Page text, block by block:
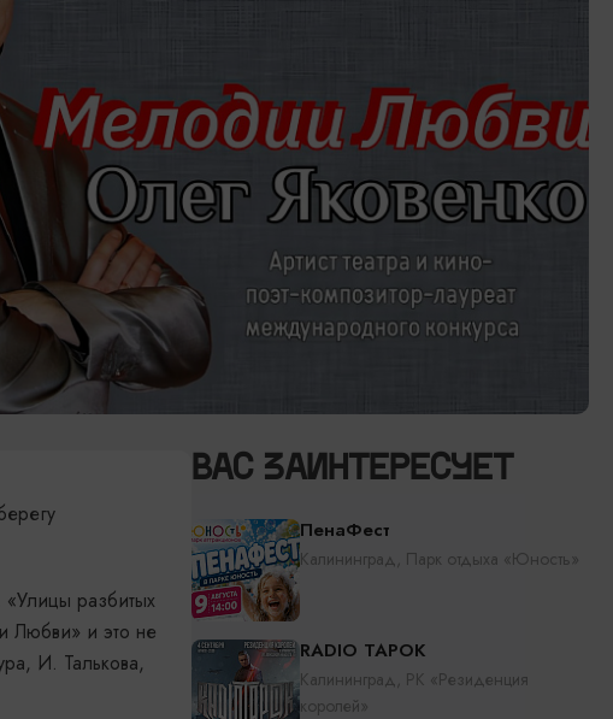
разбитых
Любви» и это не
И. Талькова,
ВАС ЗАИНТЕРЕСУЕТ
ПенаФест
Калининград, Парк отдыха «Юность»
RADIO TAPOK
Калининград, РК «Резиденция
королей»